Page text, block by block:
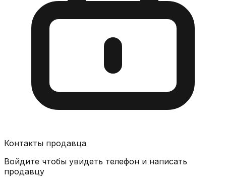
Контакты продавца
Войдите чтобы увидеть телефон и написать
продавцу